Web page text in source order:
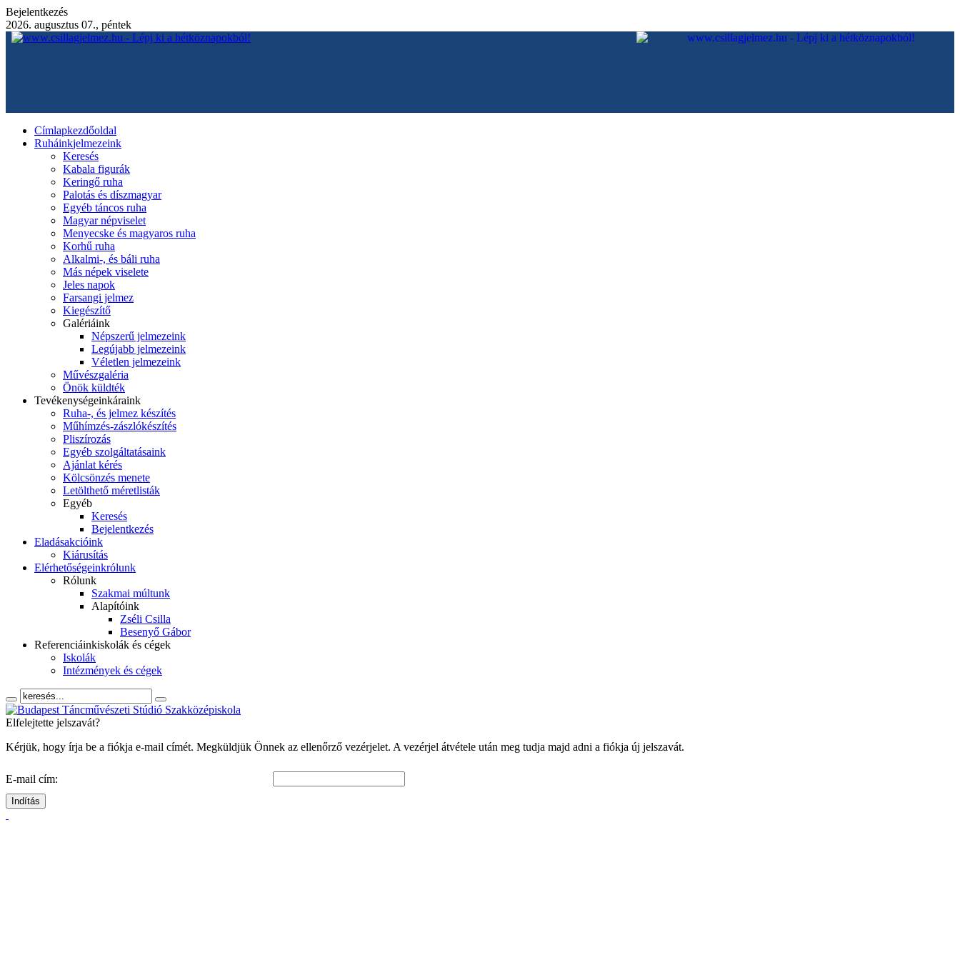
Bejelentkezés
2026. augusztus 07., péntek
Címlapkezdőoldal
Ruháinkjelmezeink
Keresés
Kabala figurák
Keringő ruha
Palotás és díszmagyar
Egyéb táncos ruha
Magyar népviselet
Menyecske és magyaros ruha
Korhű ruha
Alkalmi-, és báli ruha
Más népek viselete
Jeles napok
Farsangi jelmez
Kiegészítő
Galériáink
Népszerű jelmezeink
Legújabb jelmezeink
Véletlen jelmezeink
Művészgaléria
Önök küldték
Tevékenységeinkáraink
Ruha-, és jelmez készítés
Műhímzés-zászlókészítés
Pliszírozás
Egyéb szolgáltatásaink
Ajánlat kérés
Kölcsönzés menete
Letölthető méretlisták
Egyéb
Keresés
Bejelentkezés
Eladásakcióink
Kiárusítás
Elérhetőségeinkrólunk
Rólunk
Szakmai múltunk
Alapítóink
Zséli Csilla
Besenyő Gábor
Referenciáinkiskolák és cégek
Iskolák
Intézmények és cégek
Elfelejtette jelszavát?
Kérjük, hogy írja be a fiókja e-mail címét. Megküldjük Önnek az ellenőrző vezérjelet. A vezérjel átvétele után meg tudja majd adni a fiókja új jelszavát.
E-mail cím:
Indítás